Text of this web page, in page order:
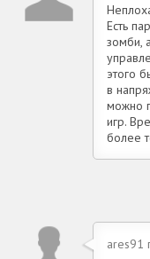
Есть
зомби,
этого
в
можно
игр.
более
ares91